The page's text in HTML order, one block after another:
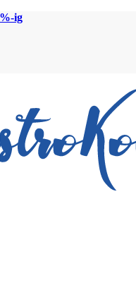
ig